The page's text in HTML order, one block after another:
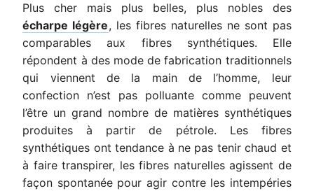
Plus cher mais plus belles, plus nobles des
écharpe légère, les fibres naturelles ne sont pas
comparables aux fibres synthétiques. Elle
répondent à des mode de fabrication traditionnels
qui viennent de la main de l’homme, leur
confection n’est pas polluante comme peuvent
l’être un grand nombre de matières synthétiques
produites à partir de pétrole. Les fibres
synthétiques ont tendance à ne pas tenir chaud et
à faire transpirer, les fibres naturelles agissent de
façon spontanée pour agir contre les intempéries